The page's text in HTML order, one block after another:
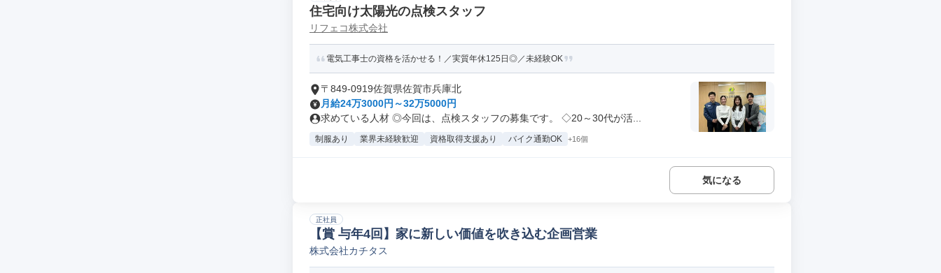
住宅向け太陽光の点検スタッフ
リフェコ株式会社
電気工事士の資格を活かせる！／実質年休125日◎／未経験OK
〒849-0919佐賀県佐賀市兵庫北
月給24万3000円～32万5000円
求めている人材 ◎今回は、点検スタッフの募集です。 ◇20～30代が活...
制服あり 業界未経験歓迎 資格取得支援あり バイク通勤OK +16個
気になる
正社員
【賞 与年4回】家に新しい価値を吹き込む企画営業
株式会社カチタス